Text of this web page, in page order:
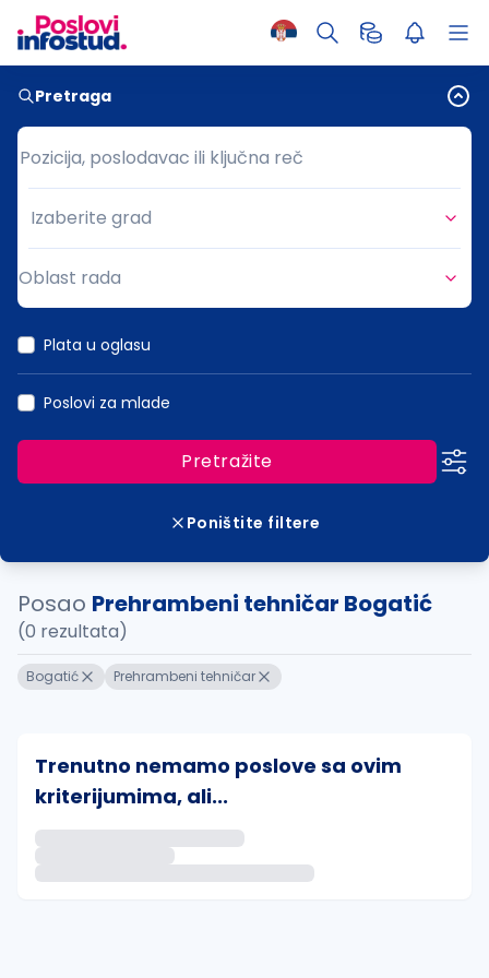
Pretraga
Pozicija, poslodavac ili ključna reč
Pozicija, poslodavac ili ključna reč
Grad
Izaberite grad
Oblast rada
Plata u oglasu
Poslovi za mlade
Pretražite
Poništite filtere
Posao Prehrambeni tehničar Bogatić
(0 rezultata)
Bogatić Prehrambeni tehničar
Trenutno nemamo poslove sa ovim
kriterijumima, ali...